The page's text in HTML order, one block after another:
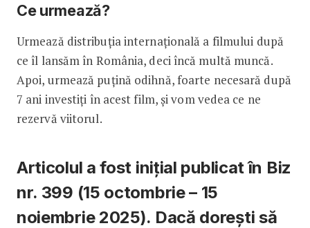
Ce urmează?
Urmează distribuția internațională a filmului după
ce îl lansăm în România, deci încă multă muncă.
Apoi, urmează puțină odihnă, foarte necesară după
7 ani investiți în acest film, și vom vedea ce ne
rezervă viitorul.
Articolul a fost inițial publicat în Biz
nr. 399 (15 octombrie – 15
noiembrie 2025). Dacă dorești să